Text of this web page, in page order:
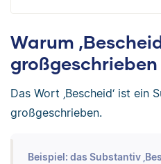
Warum
Das Wort ‚Bescheid‘ ist ein
großgeschrieben.
Beispiel: das Substantiv